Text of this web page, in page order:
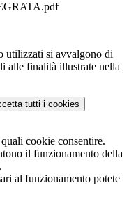
utilizzati si avvalgono di
alle finalità illustrate nella
tutti i cookies
cookie consentire.
il funzionamento della
al funzionamento potete